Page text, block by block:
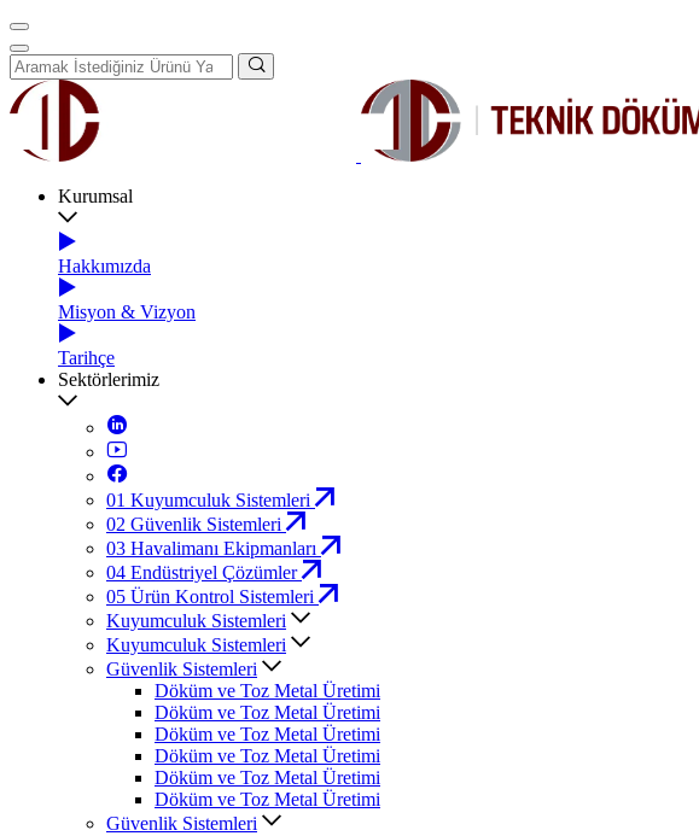
Kurumsal
Hakkımızda
Misyon & Vizyon
Tarihçe
Sektörlerimiz
01 Kuyumculuk Sistemleri
02 Güvenlik Sistemleri
03 Havalimanı Ekipmanları
04 Endüstriyel Çözümler
05 Ürün Kontrol Sistemleri
Kuyumculuk Sistemleri
Kuyumculuk Sistemleri
Güvenlik Sistemleri
Döküm ve Toz Metal Üretimi
Döküm ve Toz Metal Üretimi
Döküm ve Toz Metal Üretimi
Döküm ve Toz Metal Üretimi
Döküm ve Toz Metal Üretimi
Döküm ve Toz Metal Üretimi
Güvenlik Sistemleri